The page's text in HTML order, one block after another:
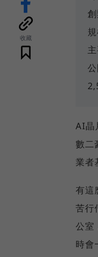
收藏
AI晶
數二
業者
有這
苦行
公室
時會